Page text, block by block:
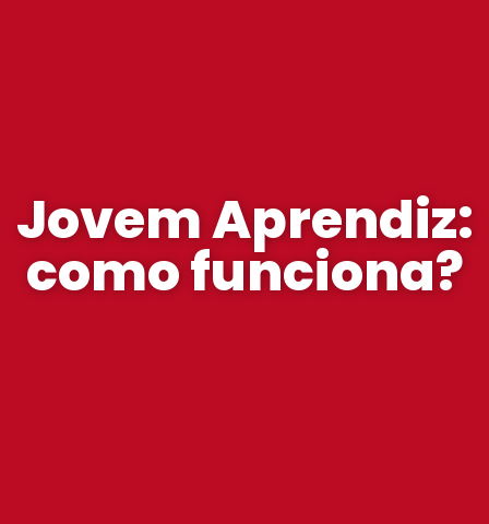
Jovem Aprendiz:
como funciona?